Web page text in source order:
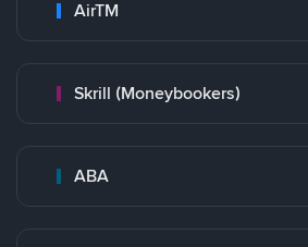
AirTM
Skrill (Moneybookers)
ABA